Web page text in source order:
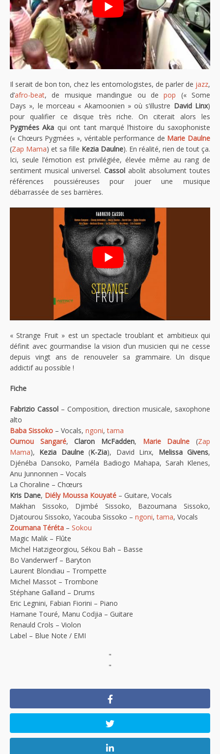
Il serait de bon ton, chez les entomologistes, de parler de jazz,
d’afro-beat, de musique mandingue ou depop (« Some
Days », le morceau « Akamoonien » où s’illustre David Linx)
pour qualifier ce disque très riche. On citerait alors les
Pygmées Aka qui ont tant marqué l’histoire du saxophoniste
(« Chœurs Pygmées », véritable performance de Marie Daulne
(Zap Mama) et sa fille Kezia Daulne). En réalité, rien de tout ça.
Ici, seule l’émotion est privilégiée, élevée même au rang de
sentiment musical universel. Cassol abolit absolument toutes
références poussiéreuses pour jouer une musique
débarrassée de ses barrières.
« Strange Fruit » est un spectacle troublant et ambitieux qui
définit avec gourmandise la vision d’un musicien qui ne cesse
depuis vingt ans de renouveler sa grammaire. Un disque
addictif au possible !
Fiche
Fabrizio Cassol – Composition, direction musicale, saxophone
alto
Baba Sissoko – Vocals, ngoni,tama
Oumou Sangaré,Claron McFadden, Marie Daulne (Zap
Mama), Kezia Daulne(K-Zia), David Linx, Melissa Givens,
Djénéba Dansoko, Paméla Badiogo Mahapa, Sarah Klenes,
Anu Junnonnen – Vocals
La Choraline – Chœurs
Kris Dane, Diély Moussa Kouyaté – Guitare, Vocals
Makhan Sissoko, Djimbé Sissoko, Bazoumana Sissoko,
Djatourou Sissoko, Yacouba Sissoko – ngoni,tama, Vocals
Zoumana Téréta – Sokou
Magic Malik – Flûte
Michel Hatzigeorgiou, Sékou Bah – Basse
Bo Vanderwerf – Baryton
Laurent Blondiau – Trompette
Michel Massot – Trombone
Stéphane Galland – Drums
Eric Legnini, Fabian Fiorini – Piano
Hamane Touré, Manu Codjia – Guitare
Renauld Crols – Violon
Label – Blue Note / EMI
"
"